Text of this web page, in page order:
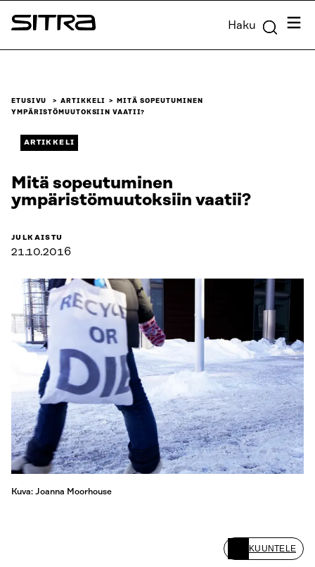
Siirry
suoraan
Sitra Haku
ETUSIVU ARTIKKELI
MITÄ SOPEUTUMINEN
YMPÄRISTÖMUUTOKSIIN VAATII?
ARTIKKELI
Mitä sopeutuminen
ympäristömuutoksiin vaatii?
JULKAISTU
21.10.2016
Kuva: Joanna Moorhouse
KUUNTELE